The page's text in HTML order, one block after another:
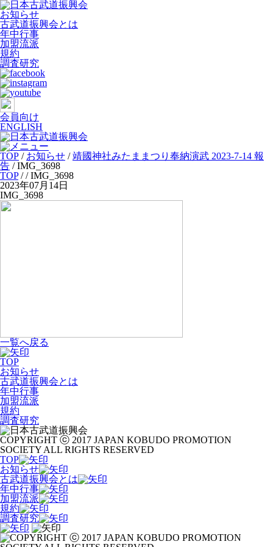
お知らせ
古武道振興会とは
年中行事
加盟流派
規約
調査研究
会員向け
ENGLISH
TOP / お知らせ /靖國神社みたままつり奉納演武 2023-7-14 報
告 /IMG_3698
TOP// IMG_3698
2023年07月14日
IMG_3698
一覧へ戻る
TOP
お知らせ
古武道振興会とは
年中行事
加盟流派
規約
調査研究
COPYRIGHT ⓒ 2017 JAPAN KOBUDO PROMOTION
SOCIETY ALL RIGHTS RESERVED
TOP
お知らせ
古武道振興会とは
年中行事
加盟流派
規約
調査研究